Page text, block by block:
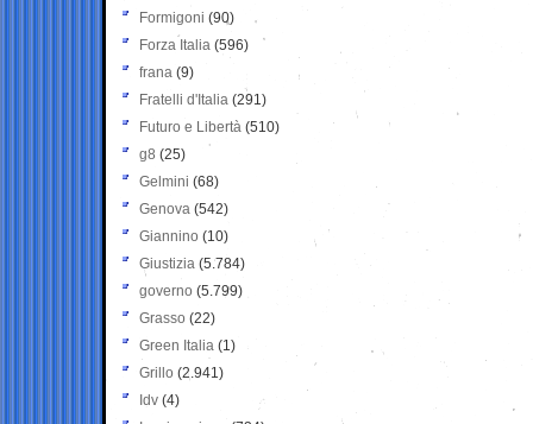
Formigoni (90)
Forza Italia (596)
frana (9)
Fratelli d'Italia (291)
Futuro e Libertà (510)
g8 (25)
Gelmini (68)
Genova (542)
Giannino (10)
Giustizia (5.784)
governo (5.799)
Grasso (22)
Green Italia (1)
Grillo (2.941)
Idv (4)